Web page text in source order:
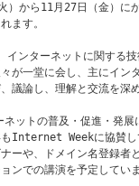
）から11月27日（金）
ます。
ンターネットに関する技
が一堂に会し、主にイン
議論し、理解と交流を深
ネットの普及・促進・発
もInternet Weekに協賛し
ーや、ドメイン名登録者
ンでの講演を予定していま